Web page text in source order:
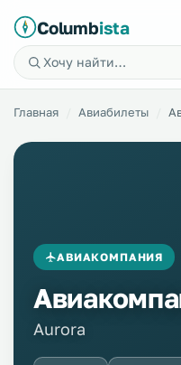
Columbista
Главная Авиабилеты
АВИАКОМПАНИЯ
Aurora